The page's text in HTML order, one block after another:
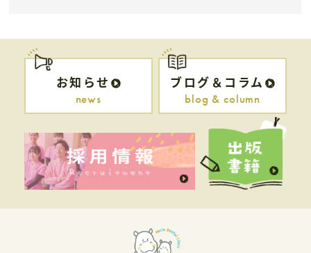
お知らせ
news
ブログ＆コラム
blog & column